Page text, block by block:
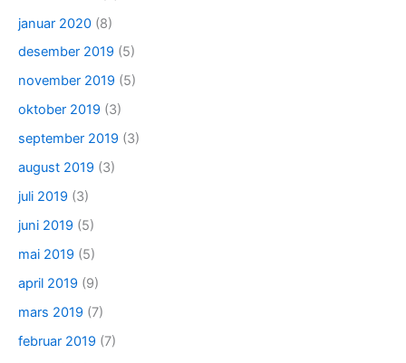
januar 2020 (8)
desember 2019 (5)
november 2019 (5)
oktober 2019 (3)
september 2019 (3)
august 2019 (3)
juli 2019 (3)
juni 2019 (5)
mai 2019 (5)
april 2019 (9)
mars 2019 (7)
februar 2019 (7)